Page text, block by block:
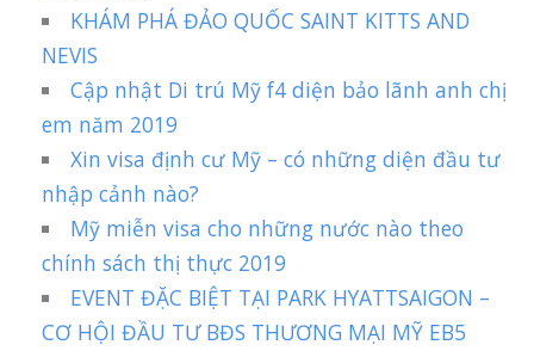
KHÁM PHÁ ĐẢO QUỐC SAINT KITTS AND
NEVIS
Cập nhật Di trú Mỹ f4 diện bảo lãnh anh chị
em năm 2019
Xin visa định cư Mỹ – có những diện đầu tư
nhập cảnh nào?
Mỹ miễn visa cho những nước nào theo
chính sách thị thực 2019
EVENT ĐẶC BIỆT TẠI PARK HYATTSAIGON –
CƠ HỘI ĐẦU TƯ BĐS THƯƠNG MẠI MỸ EB5